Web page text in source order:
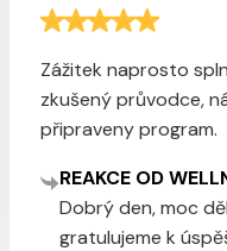
Zážitek naprosto
zkušený průvodce,
připraveny program.
REAKCE OD
Dobrý den, moc
gratulujeme k